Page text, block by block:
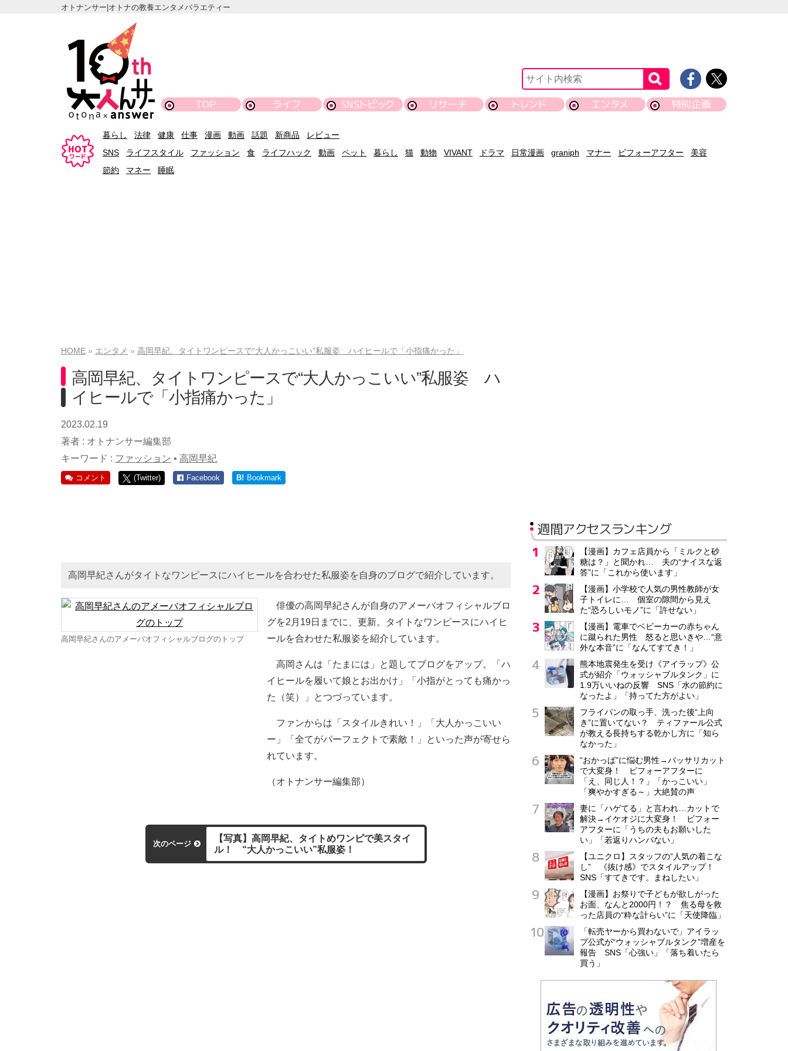
オトナンサー|オトナの教養エンタメバラエティー
TOP ライフ SNSトピック リサーチ トレンド エンタメ 特別企画
暮らし 法律 健康 仕事 漫画 動画 話題 新商品
レビュー
SNS
ライフスタイル ファッション 食 ライフハック 動画 ペット 暮らし 猫 動物 VIVANT ドラマ 日常漫画 graniph マナー ビフォーアフター
美容
節約
マネー 睡眠
HOME エンタメ 高岡早紀、タイトワンピースで“大人かっこいい”私服姿 ハイヒールで「小指痛かった」
高岡早紀、タイトワンピースで“大人かっこいい”私服姿 ハ
イヒールで「小指痛かった」
2023.02.19
著者 : オトナンサー編集部
キーワード : ファッション • 高岡早紀
コメント (Twitter) Facebook B! Bookmark
高岡早紀さんがタイトなワンピースにハイヒールを合わせた私服姿を自身のブログで紹介しています。
高岡早紀さんのアメーバオフィシャルブログのトップ
俳優の高岡早紀さんが自身のアメーバオフィシャルブロ
グを2月19日までに、更新。タイトなワンピースにハイヒ
ールを合わせた私服姿を紹介しています。
高岡さんは「たまには」と題してブログをアップ。「ハ
イヒールを履いて娘とお出かけ」「小指がとっても痛かっ
た（笑）」とつづっています。
ファンからは「スタイルきれい！」「大人かっこいい
ー」「全てがパーフェクトで素敵！」といった声が寄せら
れています。
（オトナンサー編集部）
次のページ
【写真】高岡早紀、タイトめワンピで美スタイ
ル！ “大人かっこいい”私服姿！
週間アクセスランキング
【漫画】カフェ店員から「ミルクと砂
糖は？」と聞かれ… 夫の“ナイスな返
答”に「これから使います」
【漫画】小学校で人気の男性教師が女
子トイレに… 個室の隙間から見え
た“恐ろしいモノ”に「許せない」
【漫画】電車でベビーカーの赤ちゃん
に蹴られた男性 怒ると思いきや…“意
外な本音”に「なんてすてき！」
熊本地震発生を受け《アイラップ》公
式が紹介「ウォッシャブルタンク」に
1.9万いいねの反響 SNS「水の節約に
なったよ」「持ってた方がよい」
フライパンの取っ手、洗った後“上向
き”に置いてない？ ティファール公式
が教える長持ちする乾かし方に「知ら
なかった」
“おかっぱ”に悩む男性→バッサリカット
で大変身！ ビフォーアフターに
「え、同じ人！？」「かっこいい」
「爽やかすぎる～」大絶賛の声
妻に「ハゲてる」と言われ…カットで
解決→イケオジに大変身！ ビフォー
アフターに「うちの夫もお願いした
い」「若返りハンパない」
【ユニクロ】スタッフの“人気の着こな
し” 《抜け感》でスタイルアップ！
SNS「すてきです。まねしたい」
【漫画】お祭りで子どもが欲しがった
お面、なんと2000円！？ 焦る母を救
った店員の“粋な計らい”に「天使降臨」
「転売ヤーから買わないで」アイラッ
プ公式が“ウォッシャブルタンク”増産を
報告 SNS「心強い」「落ち着いたら
買う」